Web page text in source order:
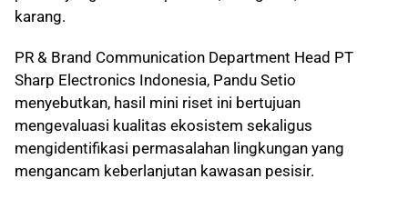
karang.
PR & Brand Communication Department Head PT
Sharp Electronics Indonesia, Pandu Setio
menyebutkan, hasil mini riset ini bertujuan
mengevaluasi kualitas ekosistem sekaligus
mengidentifikasi permasalahan lingkungan yang
mengancam keberlanjutan kawasan pesisir.